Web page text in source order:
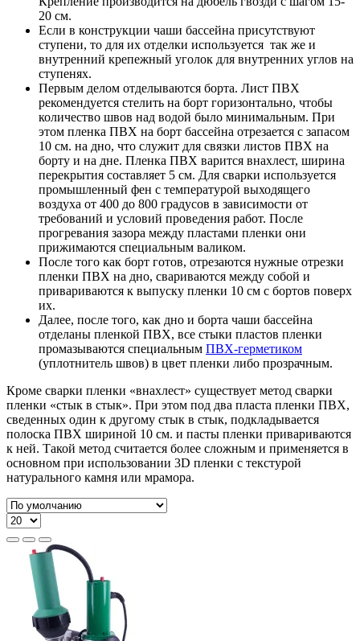
20 см.
Если в конструкции чаши бассейна присутствуют
ступени, то для их отделки используется так же и
внутренний крепежный уголок для внутренних углов на
ступенях.
Первым делом отделываются борта. Лист ПВХ
рекомендуется стелить на борт горизонтально, чтобы
количество швов над водой было минимальным. При
этом пленка ПВХ на борт бассейна отрезается с запасом
10 см. на дно, что служит для связки листов ПВХ на
борту и на дне. Пленка ПВХ варится внахлест, ширина
перекрытия составляет 5 см. Для сварки используется
промышленный фен с температурой выходящего
воздуха от 400 до 800 градусов в зависимости от
требований и условий проведения работ. После
прогревания зазора между пластами пленки они
прижимаются специальным валиком.
После того как борт готов, отрезаются нужные отрезки
пленки ПВХ на дно, свариваются между собой и
привариваются к выпуску пленки 10 см с бортов поверх
их.
Далее, после того, как дно и борта чаши бассейна
отделаны пленкой ПВХ, все стыки пластов пленки
промазываются специальным ПВХ-герметиком
(уплотнитель швов) в цвет пленки либо прозрачным.
Кроме сварки пленки «внахлест» существует метод сварки
пленки «стык в стык». При этом под два пласта пленки ПВХ,
сведенных один к другому стык в стык, подкладывается
полоска ПВХ шириной 10 см. и пасты пленки привариваются
к ней. Такой метод считается более сложным и применяется в
основном при использовании 3D пленки с текстурой
натурального камня или мрамора.